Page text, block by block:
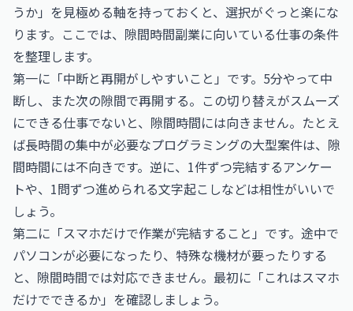
うか」を見極める軸を持っておくと、選択がぐっと楽にな
ります。ここでは、隙間時間副業に向いている仕事の条件
を整理します。
第一に「中断と再開がしやすいこと」です。5分やって中
断し、また次の隙間で再開する。この切り替えがスムーズ
にできる仕事でないと、隙間時間には向きません。たとえ
ば長時間の集中が必要なプログラミングの大型案件は、隙
間時間には不向きです。逆に、1件ずつ完結するアンケー
トや、1問ずつ進められる文字起こしなどは相性がいいで
しょう。
第二に「スマホだけで作業が完結すること」です。途中で
パソコンが必要になったり、特殊な機材が要ったりする
と、隙間時間では対応できません。最初に「これはスマホ
だけでできるか」を確認しましょう。